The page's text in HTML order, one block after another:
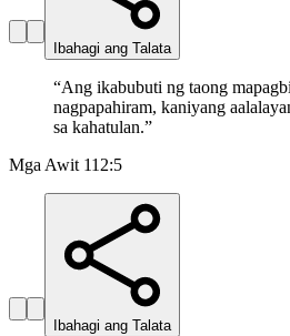
Ibahagi ang Talata
“Ang ikabubuti ng taong
nagpapahiram, kaniyang
sa kahatulan.”
Mga Awit 112:5
Ibahagi ang Talata